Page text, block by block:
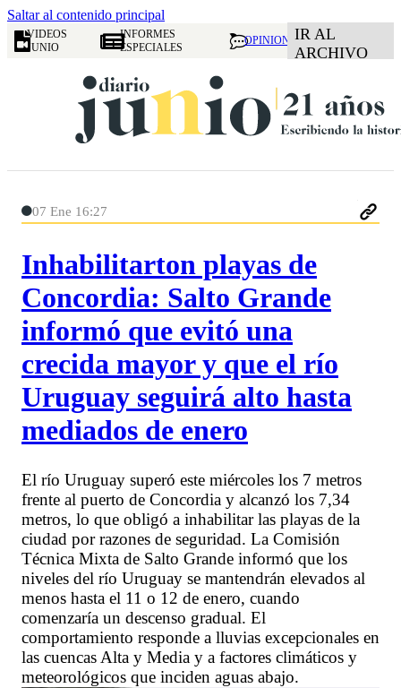
Saltar al contenido principal
VIDEOS
JUNIO
INFORMES
ESPECIALES
OPINION IR AL
ARCHIVO
07 Ene 16:27
Inhabilitarton playas de
Concordia: Salto Grande
informó que evitó una
crecida mayor y que el río
Uruguay seguirá alto hasta
mediados de enero
El río Uruguay superó este miércoles los 7 metros
frente al puerto de Concordia y alcanzó los 7,34
metros, lo que obligó a inhabilitar las playas de la
ciudad por razones de seguridad. La Comisión
Técnica Mixta de Salto Grande informó que los
niveles del río Uruguay se mantendrán elevados al
menos hasta el 11 o 12 de enero, cuando
comenzaría un descenso gradual. El
comportamiento responde a lluvias excepcionales en
las cuencas Alta y Media y a factores climáticos y
meteorológicos que inciden aguas abajo.